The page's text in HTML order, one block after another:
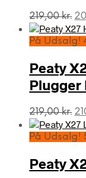
219,00kr.
På Udsalg!
Peaty
Plugger
219,00kr.
På Udsalg!
Peaty